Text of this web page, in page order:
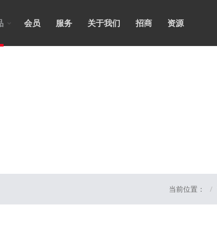
会员 服务 关于我们 招商 资源
当前位置：